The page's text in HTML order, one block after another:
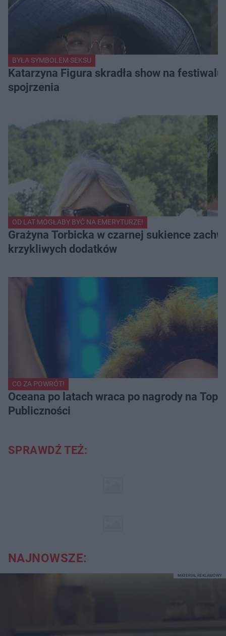
BYŁA SYMBOLEM SEKSU
Katarzyna Figura skradła show na
spojrzenia
OD LAT MOGŁABY BYĆ NA EMERYTURZE!
Grażyna Torbicka w czarnej sukience
krzykliwych dodatków
CO ZA POWRÓT!
Oceana po latach wraca po nagrody na Top
Publiczności
SPRAWDŹ TEŻ:
NAJNOWSZE:
MATERIAŁ REKLAMOWY